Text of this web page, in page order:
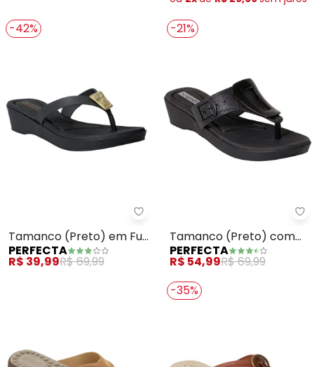
-42%
Perfecta - Tamanco (Preto)
Tamanco (Preto) em Full
Plastc
PERFECTA
R$ 39,99R$ 69,99
-21%
Tamanco (Preto) com
Enfeite no Cabedal
PERFECTA
R$ 54,99R$ 69,99
-35%